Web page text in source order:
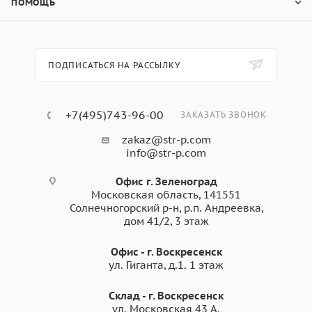
ПОМОЩЬ
ПОДПИСАТЬСЯ НА РАССЫЛКУ
+7(495)743-96-00 ЗАКАЗАТЬ ЗВОНОК
zakaz@str-p.com
info@str-p.com
Офис г. Зеленоград
Московская область, 141551
Солнечногорский р-н, р.п. Андреевка,
дом 41/2, 3 этаж
Офис - г. Воскресенск
ул. Гиганта, д.1. 1 этаж
Склад - г. Воскресенск
ул. Московская 43 А.